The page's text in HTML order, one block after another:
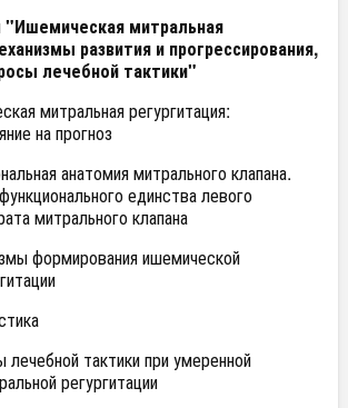
"Ишемическая митральная
развития и прогрессирования,
лечебной тактики"
митральная регургитация:
на прогноз
анатомия митрального клапана.
единства левого
митрального клапана
формирования ишемической
тактики при умеренной
регургитации